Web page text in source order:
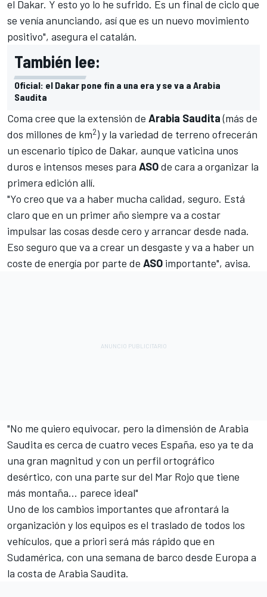
el Dakar. Y esto yo lo he sufrido. Es un final de ciclo que
se venía anunciando, así que es un nuevo movimiento
positivo", asegura el catalán.
También lee:
Oficial: el Dakar pone fin a una era y se va a Arabia
Saudita
Coma cree que la extensión de Arabia Saudita(más de
dos millones de km2) y la variedad de terreno ofrecerán
un escenario típico de Dakar, aunque vaticina unos
duros e intensos meses para ASOde cara a organizar la
primera edición allí.
"Yo creo que va a haber mucha calidad, seguro. Está
claro que en un primer año siempre va a costar
impulsar las cosas desde cero y arrancar desde nada.
Eso seguro que va a crear un desgaste y va a haber un
coste de energía por parte de ASO importante", avisa.
"No me quiero equivocar, pero la dimensión de Arabia
Saudita es cerca de cuatro veces España, eso ya te da
una gran magnitud y con un perfil ortográfico
desértico, con una parte sur del Mar Rojo que tiene
más montaña... parece ideal"
Uno de los cambios importantes que afrontará la
organización y los equipos es el traslado de todos los
vehículos, que a priori será más rápido que en
Sudamérica, con una semana de barco desde Europa a
la costa de Arabia Saudita.